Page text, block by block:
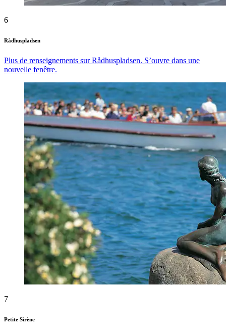
6
Rådhuspladsen
Plus de renseignements sur Rådhuspladsen. S’ouvre dans une
nouvelle fenêtre.
7
Petite Sirène